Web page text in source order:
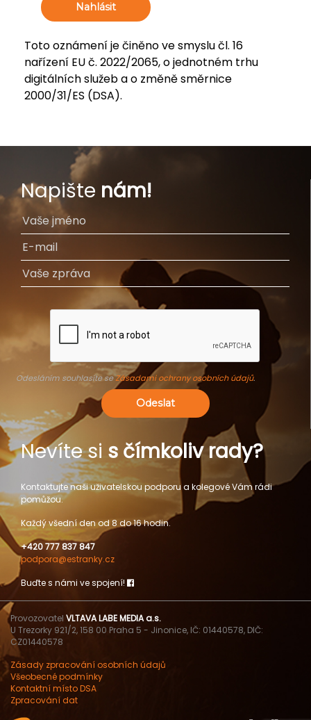
Nahlásit
Toto oznámení je činěno ve smyslu čl. 16
nařízení EU č. 2022/2065, o jednotném trhu
digitálních služeb a o změně směrnice
2000/31/ES (DSA).
Napište nám!
Odesláním souhlasíte seZásadami ochrany osobních údajů.
Odeslat
Nevíte si s čímkoliv rady?
Kontaktujte naši uživatelskou podporu a kolegové Vám rádi
pomůžou.
Každý všední den od 8 do 16 hodin.
+420 777 837 847
podpora@estranky.cz
Buďte s námi ve spojení!
Provozovatel VLTAVA LABE MEDIA a.s.
U Trezorky 921/2, 158 00 Praha 5 - Jinonice, IČ: 01440578, DIČ:
CZ01440578
Zásady zpracování osobních údajů
Všeobecné podmínky
Kontaktní místo DSA
Zpracování dat